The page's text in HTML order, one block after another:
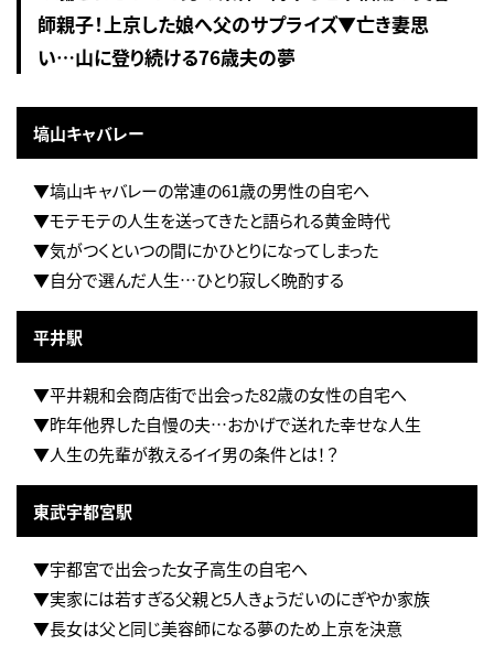
師親子！上京した娘へ父のサプライズ▼亡き妻思
い…山に登り続ける76歳夫の夢
塙山キャバレー
▼塙山キャバレーの常連の61歳の男性の自宅へ
▼モテモテの人生を送ってきたと語られる黄金時代
▼気がつくといつの間にかひとりになってしまった
▼自分で選んだ人生…ひとり寂しく晩酌する
平井駅
▼平井親和会商店街で出会った82歳の女性の自宅へ
▼昨年他界した自慢の夫…おかげで送れた幸せな人生
▼人生の先輩が教えるイイ男の条件とは！？
東武宇都宮駅
▼宇都宮で出会った女子高生の自宅へ
▼実家には若すぎる父親と5人きょうだいのにぎやか家族
▼長女は父と同じ美容師になる夢のため上京を決意